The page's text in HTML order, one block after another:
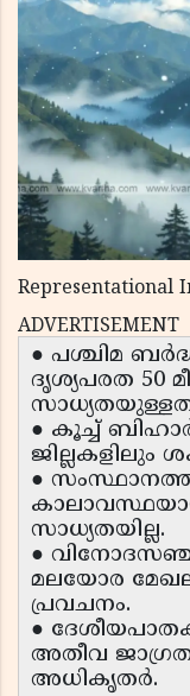
Representational
ADVERTISEMENT
● പശ്ചിമ
ദൃശ്യപരത 50
● കൂച്ച്
●
സാധ്യതയില്ല.
●
മലയോര
പ്രവചനം.
●
അതീവ
അധികൃതർ.